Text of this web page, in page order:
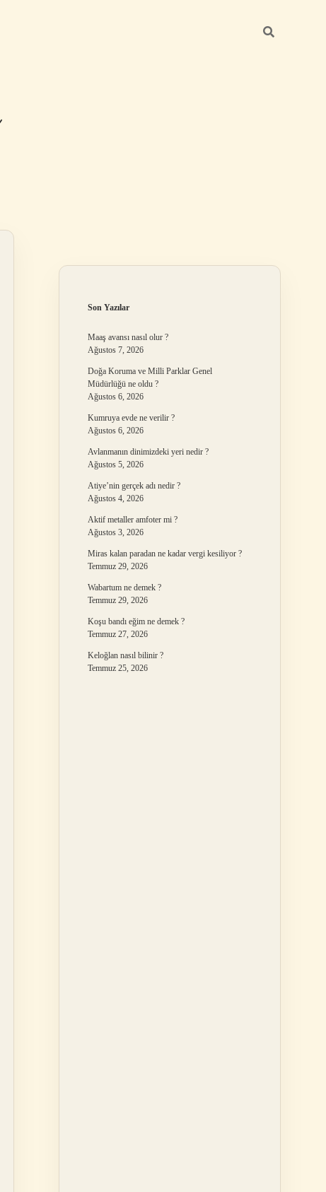
Son Yazılar
Maaş avansı nasıl olur ?
Ağustos 7, 2026
Doğa Koruma ve Milli Parklar Genel
Müdürlüğü ne oldu ?
Ağustos 6, 2026
Kumruya evde ne verilir ?
Ağustos 6, 2026
Avlanmanın dinimizdeki yeri nedir ?
Ağustos 5, 2026
Atiye’nin gerçek adı nedir ?
Ağustos 4, 2026
Aktif metaller amfoter mi ?
Ağustos 3, 2026
Miras kalan paradan ne kadar vergi kesiliyor ?
Temmuz 29, 2026
Wabartum ne demek ?
Temmuz 29, 2026
Koşu bandı eğim ne demek ?
Temmuz 27, 2026
Keloğlan nasıl bilinir ?
Temmuz 25, 2026